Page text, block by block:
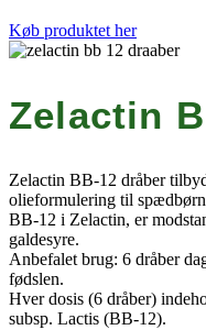
Køb produktet her
Zelactin
Zelactin BB-12 dråber
olieformulering til
BB-12 i Zelactin, er
galdesyre.
Anbefalet brug: 6 dråber
fødslen.
Hver dosis (6 dråber)
subsp. Lactis (BB-12).